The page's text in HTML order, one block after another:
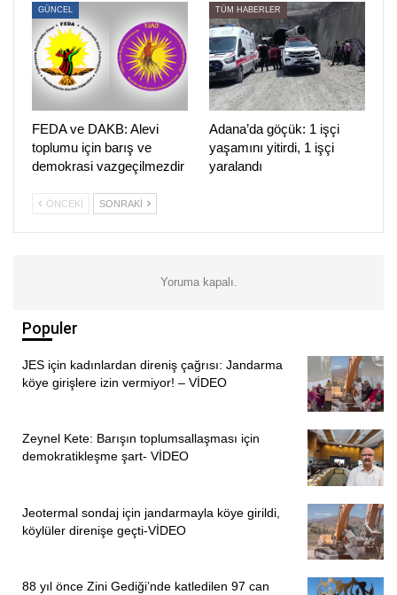
Dilekçi, EMEP Hozat İlçe Başkanı Erdem Ulaşçelik, SMF
ve sanatçı Ali İhsan Doğan, Vedat Aldemir, Mustafa Bakır
ziyaret etti.
Köylüler, pomza madenine karşı ayrıca 7 Temmuz’da
Pertek’te yürüyüş yapacak.
PİRHA/DERSİM
ÖNCEKI
GÜNCEL
FEDA ve DAKB: Alevi
toplumu için barış ve
demokrasi vazgeçilmezdir
TÜM HABERLER
Adana’da göçük: 1 işçi
yaşamını yitirdi, 1 işçi
yaralandı
ÖNCEKI SONRAKI
Yoruma kapalı.
Populer
JES için kadınlardan direniş çağrısı: Jandarma
köye girişlere izin vermiyor! – VİDEO
Zeynel Kete: Barışın toplumsallaşması için
demokratikleşme şart- VİDEO
Jeotermal sondaj için jandarmayla köye girildi,
köylüler direnişe geçti-VİDEO
88 yıl önce Zini Gediği’nde katledilen 97 can